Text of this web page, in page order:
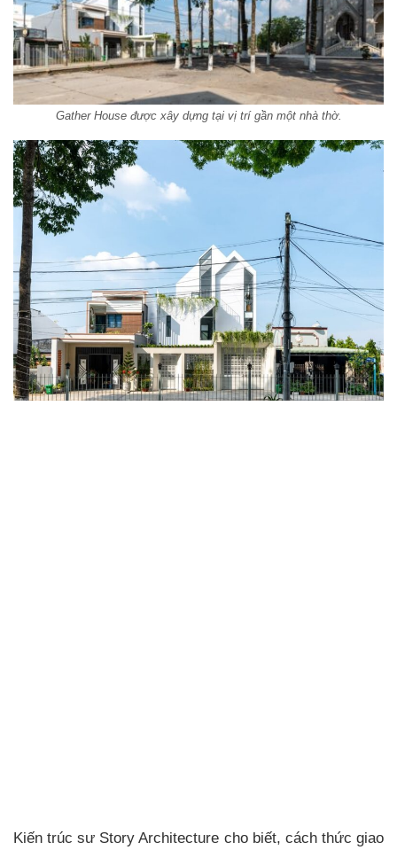
Gather House được xây dựng tại vị trí gần một nhà thờ.
Kiến trúc sư Story Architecture cho biết, cách thức giao